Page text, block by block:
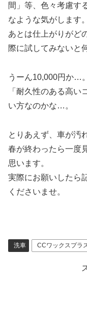
間」等、色々考慮す
なような気がします。
あとは仕上がりがど
際に試してみないと
うーん10,000円か…。
「耐久性のある高
い方なのかな…。
とりあえず、車が汚
春が終わったら一度
思います。
実際にお願いしたら
くださいませ。
洗車 CCワックスプラ